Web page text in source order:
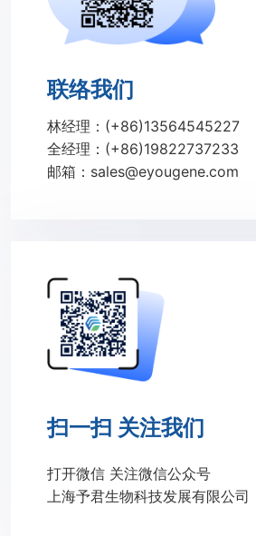
联络我们
林经理：(+86)13564545227
全经理：(+86)19822737233
邮箱：sales@eyougene.com
扫一扫 关注我们
打开微信 关注微信公众号
上海予君生物科技发展有限公司